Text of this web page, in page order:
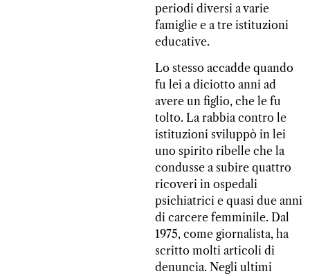
periodi diversi a varie
famiglie e a tre istituzioni
educative.
Lo stesso accadde quando
fu lei a diciotto anni ad
avere un figlio, che le fu
tolto. La rabbia contro le
istituzioni sviluppò in lei
uno spirito ribelle che la
condusse a subire quattro
ricoveri in ospedali
psichiatrici e quasi due anni
di carcere femminile. Dal
1975, come giornalista, ha
scritto molti articoli di
denuncia. Negli ultimi